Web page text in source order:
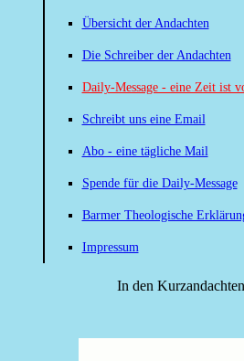
Übersicht der Andachten
Die Schreiber der Andachten
Daily-Message - eine Zeit ist
Schreibt uns eine Email
Abo - eine tägliche Mail
Spende für die Daily-Message
Barmer Theologische
Impressum
In den